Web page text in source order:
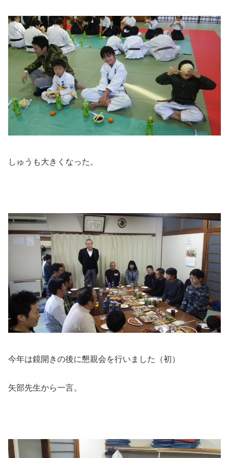
しゅうも大きくなった。
今年は鏡開きの後に懇親会を行いました（初）
矢部先生から一言。